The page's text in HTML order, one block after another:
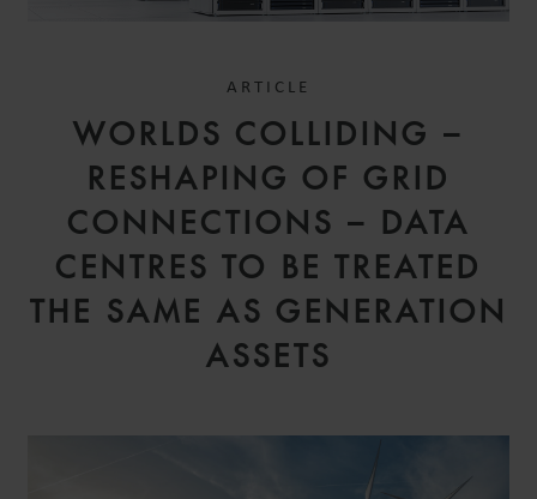
HOUNKPATI
ARTICLE
WORLDS COLLIDING –
RESHAPING OF GRID
CONNECTIONS – DATA
CENTRES TO BE TREATED
THE SAME AS GENERATION
ASSETS